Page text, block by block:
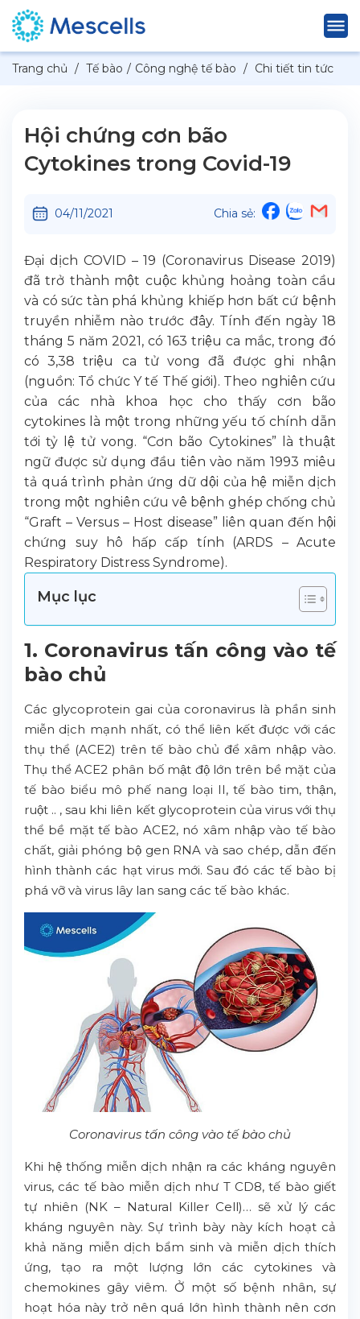
Trang chủ / Tế bào / Công nghệ tế bào / Chi tiết tin tức
Hội chứng cơn bão
Cytokines trong Covid-19
04/11/2021 Chia sẻ:
Đại dịch COVID – 19 (Coronavirus Disease 2019)
đã trở thành một cuộc khủng hoảng toàn cầu
và có sức tàn phá khủng khiếp hơn bất cứ bệnh
truyền nhiễm nào trước đây. Tính đến ngày 18
tháng 5 năm 2021, có 163 triệu ca mắc, trong đó
có 3,38 triệu ca tử vong đã được ghi nhận
(nguồn: Tổ chức Y tế Thế giới). Theo nghiên cứu
của các nhà khoa học cho thấy cơn bão
cytokines là một trong những yếu tố chính dẫn
tới tỷ lệ tử vong. “Cơn bão Cytokines” là thuật
ngữ được sử dụng đầu tiên vào năm 1993 miêu
tả quá trình phản ứng dữ dội của hệ miễn dịch
trong một nghiên cứu vê bệnh ghép chống chủ
“Graft – Versus – Host disease” liên quan đến hội
chứng suy hô hấp cấp tính (ARDS – Acute
Respiratory Distress Syndrome).
Mục lục
1. Coronavirus tấn công vào tế
bào chủ
Các glycoprotein gai của coronavirus là phần sinh
miễn dịch mạnh nhất, có thể liên kết được với các
thụ thể (ACE2) trên tế bào chủ để xâm nhập vào.
Thụ thể ACE2 phân bố mật độ lớn trên bề mặt của
tế bào biểu mô phế nang loại II, tế bào tim, thận,
ruột .. , sau khi liên kết glycoprotein của virus với thụ
thể bề mặt tế bào ACE2, nó xâm nhập vào tế bào
chất, giải phóng bộ gen RNA và sao chép, dẫn đến
hình thành các hạt virus mới. Sau đó các tế bào bị
phá vỡ và virus lây lan sang các tế bào khác.
Coronavirus tấn công vào tế bào chủ
Khi hệ thống miễn dịch nhận ra các kháng nguyên
virus, các tế bào miễn dịch như T CD8, tế bào giết
tự nhiên (NK – Natural Killer Cell)… sẽ xử lý các
kháng nguyên này. Sự trình bày này kích hoạt cả
khả năng miễn dịch bẩm sinh và miễn dịch thích
ứng, tạo ra một lượng lớn các cytokines và
chemokines gây viêm. Ở một số bệnh nhân, sự
hoạt hóa này trở nên quá lớn hình thành nên cơn